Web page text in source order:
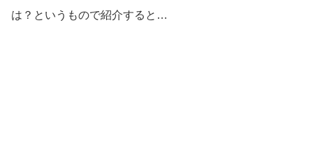
は？というもので紹介すると…